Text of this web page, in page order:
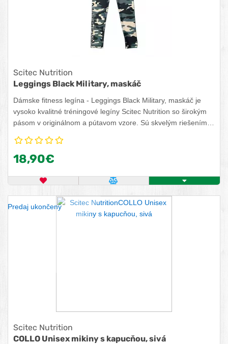
Scitec Nutrition
Leggings Black Military, maskáč
Dámske fitness legína - Leggings Black Military, maskáč je
vysoko kvalitné tréningové legíny Scitec Nutrition so širokým
pásom v originálnom a pútavom vzore. Sú skvelým riešením
Vďaka kvalitným materiálom, z ktorých boli vyrobené, sú
vhodné na každodenné použitie. Materiál: 72% polyester, 28%
18,90€
OBĽÚBENÝ PRODUKTPOROVNAŤ PRODUKTZISTITE VIAC
Predaj ukončený
Scitec Nutrition
COLLO Unisex mikiny s kapucňou, sivá